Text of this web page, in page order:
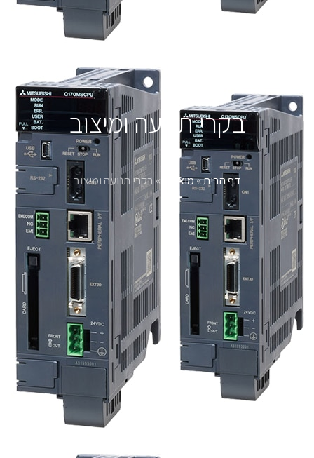
בקרי תנועה ומיצוב
דף הבית»מוצרים »בקרי תנועה ומיצוב